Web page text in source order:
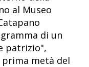
al Museo
di un
patrizio",
metà del